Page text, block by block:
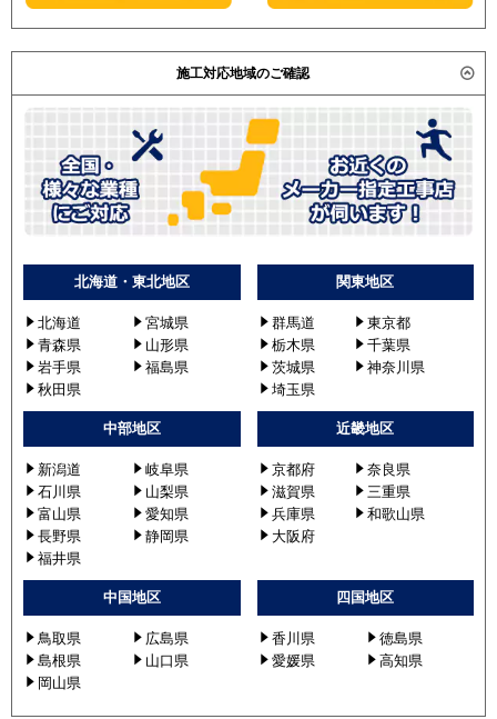
施工対応地域のご確認
北海道・東北地区
北海道
宮城県
青森県
山形県
岩手県
福島県
秋田県
関東地区
群馬道
東京都
栃木県
千葉県
茨城県
神奈川県
埼玉県
中部地区
新潟道
岐阜県
石川県
山梨県
富山県
愛知県
長野県
静岡県
福井県
近畿地区
京都府
奈良県
滋賀県
三重県
兵庫県
和歌山県
大阪府
中国地区
鳥取県
広島県
島根県
山口県
岡山県
四国地区
香川県
徳島県
愛媛県
高知県